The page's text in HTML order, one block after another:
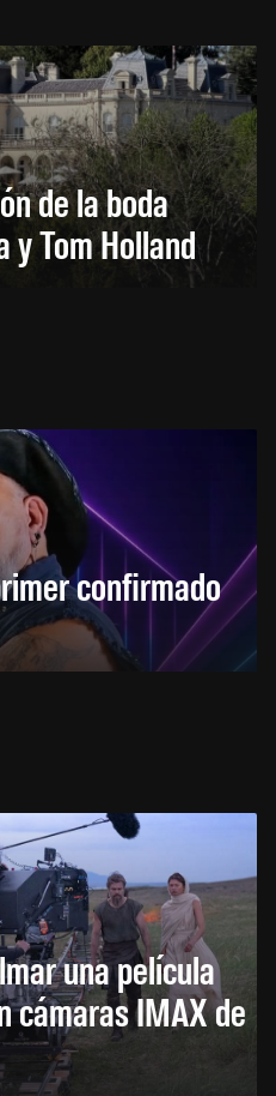
de la boda
y Tom Holland
confirmado
una película
cámaras IMAX de